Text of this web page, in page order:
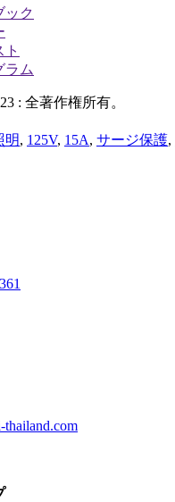
: 全著作権所有。
明, 125V, 15A, サージ保護,
thailand.com